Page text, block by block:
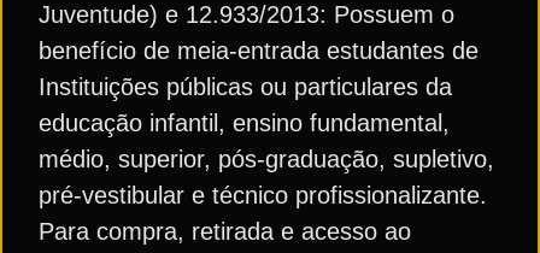
Juventude) e 12.933/2013: Possuem o
benefício de meia-entrada estudantes de
Instituições públicas ou particulares da
educação infantil, ensino fundamental,
médio, superior, pós-graduação, supletivo,
pré-vestibular e técnico profissionalizante.
Para compra, retirada e acesso ao